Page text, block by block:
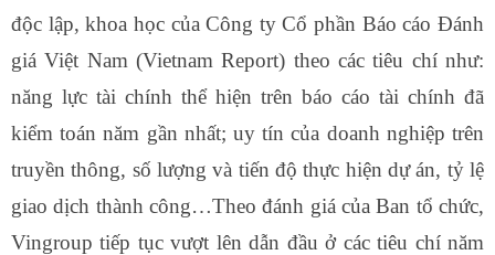
độc lập, khoa học của Công ty Cổ phần Báo cáo Đánh
giá Việt Nam (Vietnam Report) theo các tiêu chí như:
năng lực tài chính thể hiện trên báo cáo tài chính đã
kiểm toán năm gần nhất; uy tín của doanh nghiệp trên
truyền thông, số lượng và tiến độ thực hiện dự án, tỷ lệ
giao dịch thành công…Theo đánh giá của Ban tổ chức,
Vingroup tiếp tục vượt lên dẫn đầu ở các tiêu chí năm